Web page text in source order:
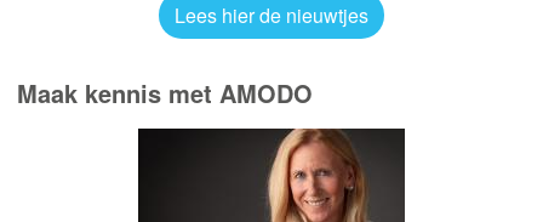
Lees hier de nieuwtjes
Maak kennis met AMODO